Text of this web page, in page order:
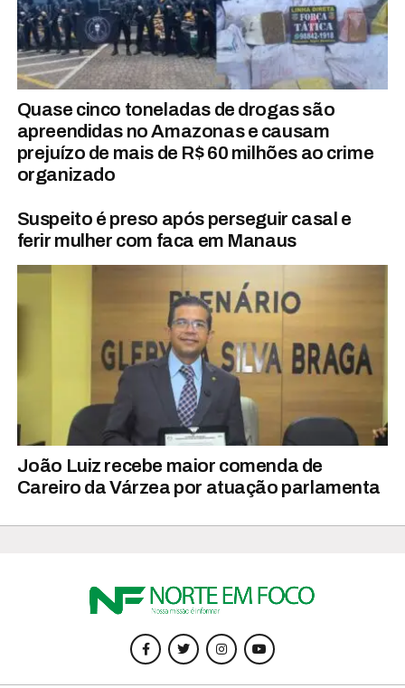
Quase cinco toneladas de drogas são
apreendidas no Amazonas e causam
prejuízo de mais de R$ 60 milhões ao crime
organizado
Suspeito é preso após perseguir casal e
ferir mulher com faca em Manaus
João Luiz recebe maior comenda de
Careiro da Várzea por atuação parlamenta